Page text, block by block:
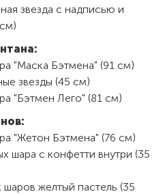
звезда с надписью и
"Маска Бэтмена" (91 см)
звезды (45 см)
"Бэтмен Лего" (81 см)
"Жетон Бэтмена" (76 см)
шара с конфетти внутри (35
желтый пастель (35